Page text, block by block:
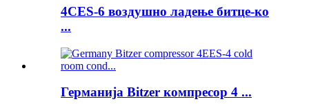
4CES-6 воздушно ладење битце-ко
...
Германија Bitzer компресор 4 ...